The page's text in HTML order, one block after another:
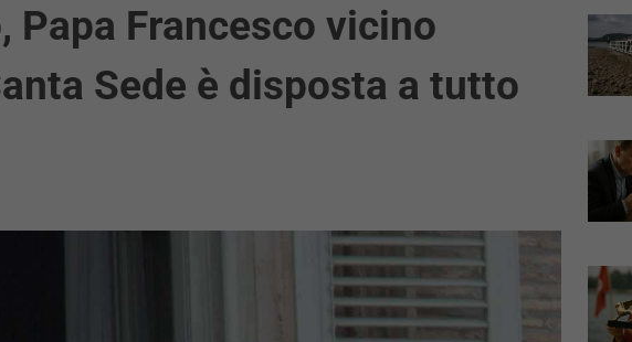
Papa Francesco vicino
Sede è disposta a tutto